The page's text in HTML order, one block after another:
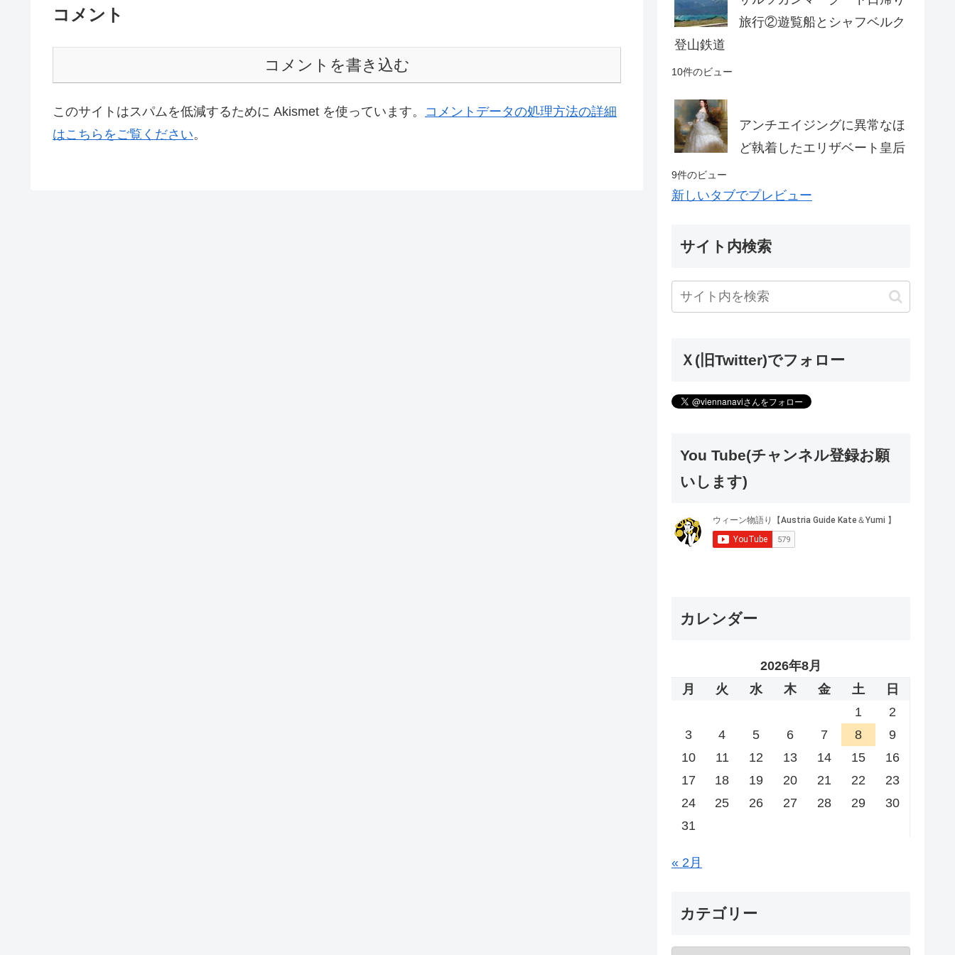
コメント
コメントを書き込む
このサイトはスパムを低減するために Akismet を使っています。 コメントデータの処理方法の詳細
はこちらをご覧ください。
旅行②遊覧船とシャフベルク
登山鉄道
10件のビュー
アンチエイジングに異常なほ
ど執着したエリザベート皇后
9件のビュー
新しいタブでプレビュー
サイト内検索
Ｘ(旧Twitter)でフォロー
You Tube(チャンネル登録お願
いします)
カレンダー
2026年8月
月
火 水 木 金 土
日
1
2
3
4 5 6 7 8
9
10
11 12 13 14 15
16
17
18 19 20 21 22
23
24
25 26 27 28 29
30
31
« 2月
カテゴリー